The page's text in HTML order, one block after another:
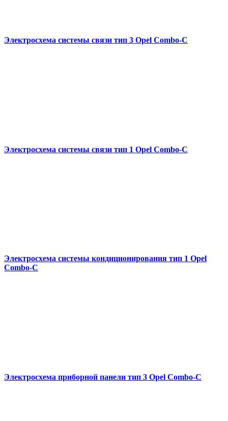
Электросхема системы связи тип 3 Opel Combo-С
Электросхема системы связи тип 1 Opel Combo-С
Электросхема системы кондиционирования тип 1 Opel
Combo-С
Электросхема приборной панели тип 3 Opel Combo-С